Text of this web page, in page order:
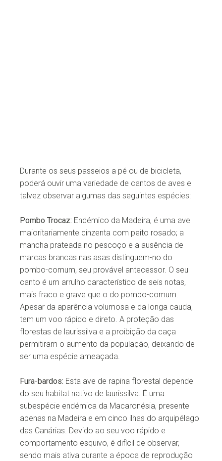
Durante os seus passeios a pé ou de bicicleta,
poderá ouvir uma variedade de cantos de aves e
talvez observar algumas das seguintes espécies:
Pombo Trocaz: Endémico da Madeira, é uma ave
maioritariamente cinzenta com peito rosado; a
mancha prateada no pescoço e a ausência de
marcas brancas nas asas distinguem-no do
pombo-comum, seu provável antecessor. O seu
canto é um arrulho característico de seis notas,
mais fraco e grave que o do pombo-comum.
Apesar da aparência volumosa e da longa cauda,
tem um voo rápido e direto. A proteção das
florestas de laurissilva e a proibição da caça
permitiram o aumento da população, deixando de
ser uma espécie ameaçada.
Fura-bardos: Esta ave de rapina florestal depende
do seu habitat nativo de laurissilva. É uma
subespécie endémica da Macaronésia, presente
apenas na Madeira e em cinco ilhas do arquipélago
das Canárias. Devido ao seu voo rápido e
comportamento esquivo, é difícil de observar,
sendo mais ativa durante a época de reprodução